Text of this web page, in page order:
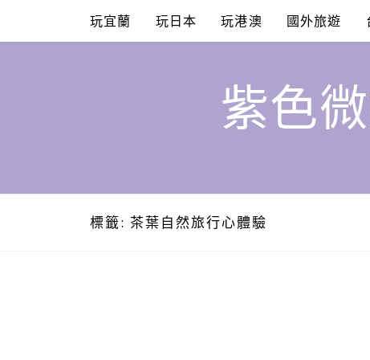
content
玩宜蘭 玩日本 玩港澳 國外旅遊
紫色
標籤: 茶葉自然旅行心體驗